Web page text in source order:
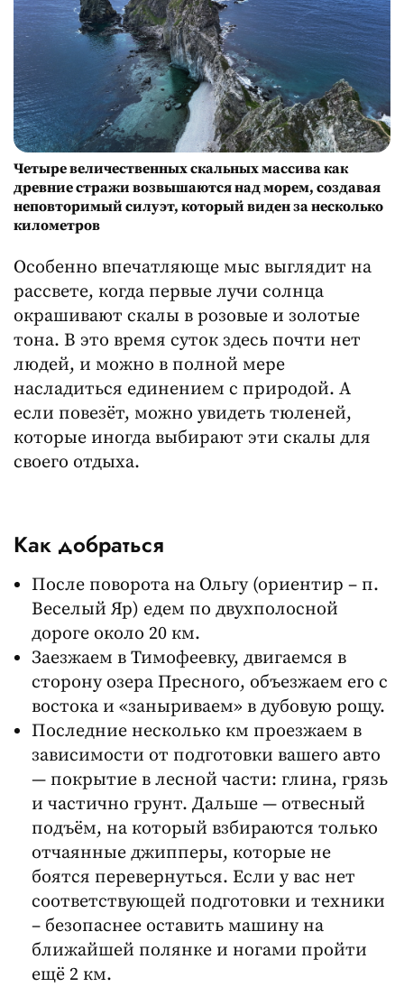
Четыре величественных скальных массива как
древние стражи возвышаются над морем, создавая
неповторимый силуэт, который виден за несколько
километров
Особенно впечатляюще мыс выглядит на
рассвете, когда первые лучи солнца
окрашивают скалы в розовые и золотые
тона. В это время суток здесь почти нет
людей, и можно в полной мере
насладиться единением с природой. А
если повезёт, можно увидеть тюленей,
которые иногда выбирают эти скалы для
своего отдыха.
Как добраться
После поворота на Ольгу (ориентир – п.
Веселый Яр) едем по двухполосной
дороге около 20 км.
Заезжаем в Тимофеевку, двигаемся в
сторону озера Пресного, объезжаем его с
востока и «заныриваем» в дубовую рощу.
Последние несколько км проезжаем в
зависимости от подготовки вашего авто
— покрытие в лесной части: глина, грязь
и частично грунт. Дальше — отвесный
подъём, на который взбираются только
отчаянные джипперы, которые не
боятся перевернуться. Если у вас нет
соответствующей подготовки и техники
– безопаснее оставить машину на
ближайшей полянке и ногами пройти
ещё 2 км.